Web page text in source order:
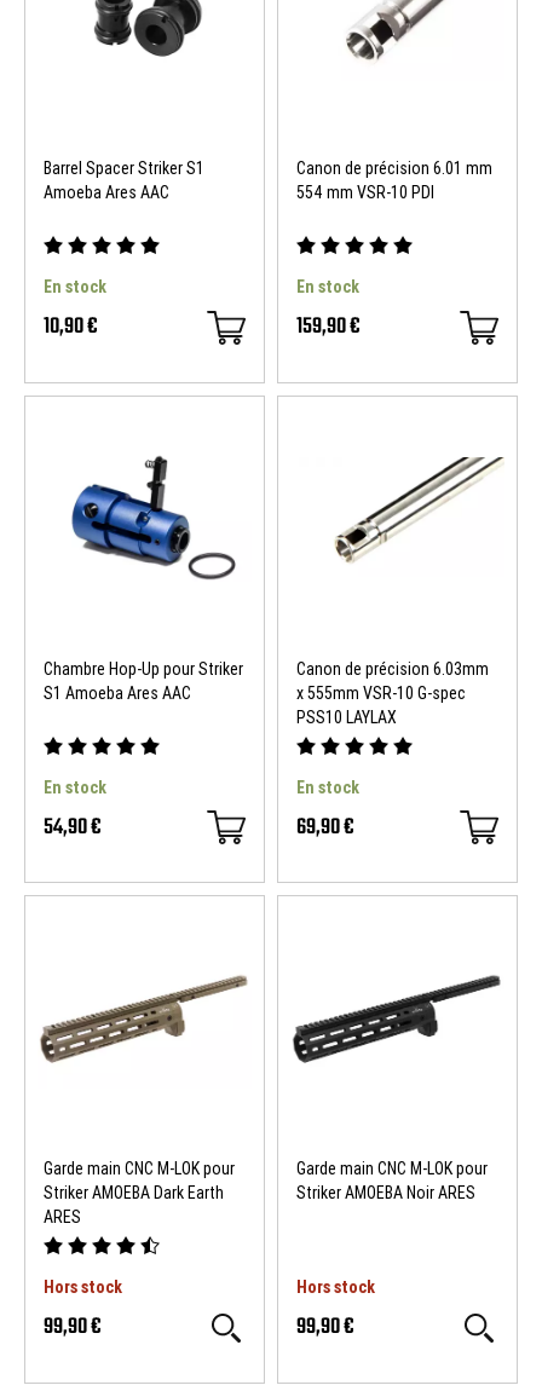
Barrel Spacer Striker S1
Amoeba Ares AAC
En stock
10,90 €
Canon de précision 6.01 mm
554 mm VSR-10 PDI
En stock
159,90 €
Chambre Hop-Up pour Striker
S1 Amoeba Ares AAC
En stock
54,90 €
Canon de précision 6.03mm
x 555mm VSR-10 G-spec
PSS10 LAYLAX
En stock
69,90 €
Garde main CNC M-LOK pour
Striker AMOEBA Dark Earth
ARES
Hors stock
99,90 €
Garde main CNC M-LOK pour
Striker AMOEBA Noir ARES
Hors stock
99,90 €